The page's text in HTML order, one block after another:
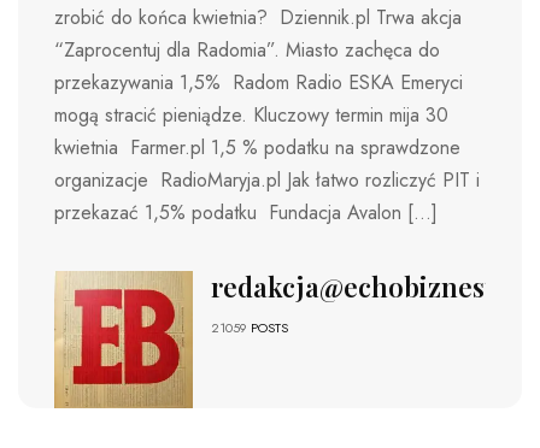
zrobić do końca kwietnia? Dziennik.pl Trwa akcja
“Zaprocentuj dla Radomia”. Miasto zachęca do
przekazywania 1,5% Radom Radio ESKA Emeryci
mogą stracić pieniądze. Kluczowy termin mija 30
kwietnia Farmer.pl 1,5 % podatku na sprawdzone
organizacje RadioMaryja.pl Jak łatwo rozliczyć PIT i
przekazać 1,5% podatku Fundacja Avalon […]
redakcja@echobiznesu.pl
21059 POSTS